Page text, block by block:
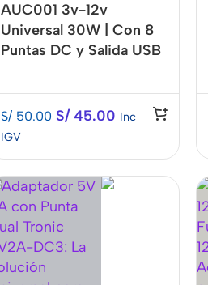
AUC001 3v-12v
Universal 30W | Con 8
Puntas DC y Salida USB
S/50.00 S/45.00 Inc
IGV